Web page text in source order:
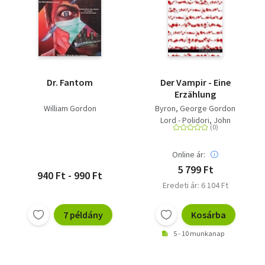
Jennifer Lash
John Altman Ed McBain
James Jones
Colin Forbes
Kenessei András
Susana Kubelka
Daniel Keys Moran
Larry Hicks
Dr. Fantom
William Gordon
940 Ft - 990 Ft
7 példány
Der Vampir - Eine
Erzählung
Byron, George Gordon
Lord - Polidori, John
William
Online ár:
5 799 Ft
Eredeti ár: 6 104 Ft
Kosárba
5 - 10 munkanap